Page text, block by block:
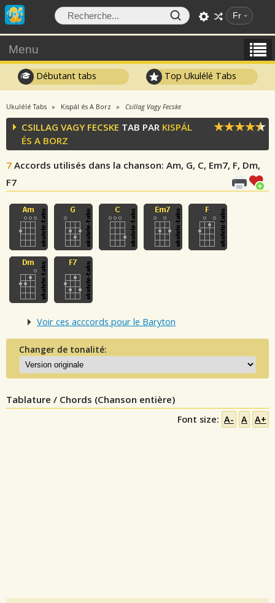
Fr
Menu
Débutant tabs Top Ukulélé Tabs
Ukulélé Tabs Kispál és A Borz Csillag Vagy Fecske
CSILLAG VAGY FECSKE TAB PAR KISPÁL
ÉS A BORZ
7 Accords utilisés dans la chanson: Am, G, C, Em7, F, Dm,
F7
Voir ces acccords pour le Baryton
Changer de tonalité:
Tablature / Chords (Chanson entière)
Font size: A- A A+